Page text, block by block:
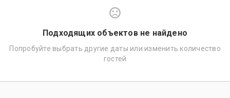
Подходящих объектов не найдено
Попробуйте выбрать другие даты или изменить количество
гостей